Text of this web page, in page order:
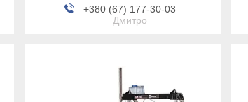
+380 (67) 177-30-03
Дмитро